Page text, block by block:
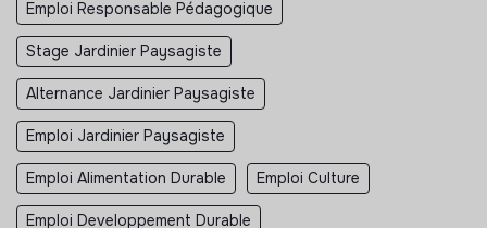
Emploi Responsable Pédagogique
Stage Jardinier Paysagiste
Alternance Jardinier Paysagiste
Emploi Jardinier Paysagiste
Emploi Alimentation Durable Emploi Culture
Emploi Developpement Durable